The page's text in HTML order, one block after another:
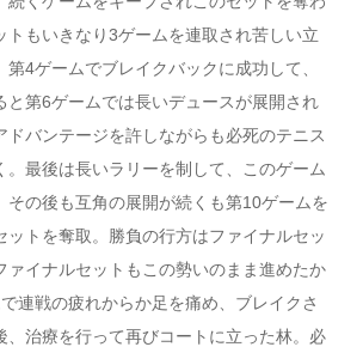
トもいきなり3ゲームを連取され苦しい立
4ゲームでブレイクバックに成功して、
と第6ゲームでは長いデュースが展開され
ドバンテージを許しながらも必死のテニス
。最後は長いラリーを制して、このゲーム
その後も互角の展開が続くも第10ゲームを
ットを奪取。勝負の行方はファイナルセッ
ァイナルセットもこの勢いのまま進めたか
連戦の疲れからか足を痛め、ブレイクさ
、治療を行って再びコートに立った林。必